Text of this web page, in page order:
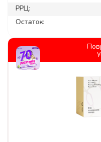
РРЦ:
Остаток: